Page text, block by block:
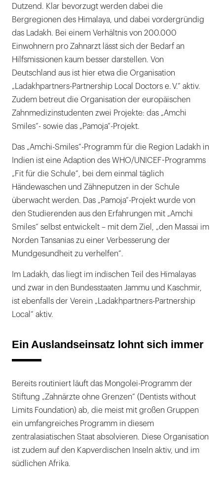
Dutzend. Klar bevorzugt werden dabei die
Bergregionen des Himalaya, und dabei vordergründig
das Ladakh. Bei einem Verhältnis von 200.000
Einwohnern pro Zahnarzt lässt sich der Bedarf an
Hilfsmissionen kaum besser darstellen. Von
Deutschland aus ist hier etwa die Organisation
„Ladakhpartners-Partnership Local Doctors e. V.“ aktiv.
Zudem betreut die Organisation der europäischen
Zahnmedizinstudenten zwei Projekte: das „Amchi
Smiles“- sowie das „Pamoja“-Projekt.
Das „Amchi-Smiles“-Programm für die Region Ladakh in
Indien ist eine Adaption des WHO/UNICEF-Programms
„Fit für die Schule“, bei dem einmal täglich
Händewaschen und Zähneputzen in der Schule
überwacht werden. Das „Pamoja“-Projekt wurde von
den Studierenden aus den Erfahrungen mit „Amchi
Smiles“ selbst entwickelt – mit dem Ziel, „den Massai im
Norden Tansanias zu einer Verbesserung der
Mundgesundheit zu verhelfen“.
Im Ladakh, das liegt im indischen Teil des Himalayas
und zwar in den Bundesstaaten Jammu und Kaschmir,
ist ebenfalls der Verein „Ladakhpartners-Partnership
Local“ aktiv.
Ein Auslandseinsatz lohnt sich immer
Bereits routiniert läuft das Mongolei-Programm der
Stiftung „Zahnärzte ohne Grenzen“ (Dentists without
Limits Foundation) ab, die meist mit großen Gruppen
ein umfangreiches Programm in diesem
zentralasiatischen Staat absolvieren. Diese Organisation
ist zudem auf den Kapverdischen Inseln aktiv, und im
südlichen Afrika.